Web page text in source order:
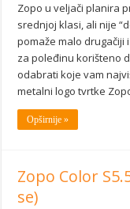
Zopo u veljači planira
srednjoj klasi, ali nije
pomaže malo drugačiji
za poleđinu korišteno
odabrati koje vam
metalni logo tvrtke
Opširnije »
Zopo Color
se)